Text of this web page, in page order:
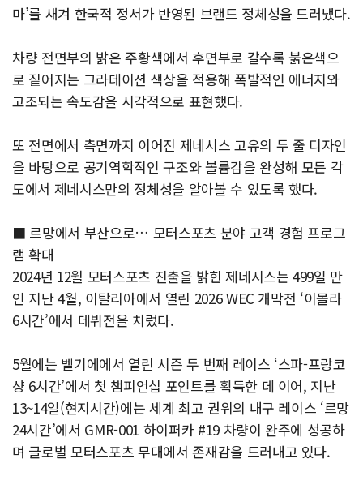
마’를 새겨 한국적 정서가 반영된 브랜드 정체성을 드러냈다.
차량 전면부의 밝은 주황색에서 후면부로 갈수록 붉은색으
로 짙어지는 그라데이션 색상을 적용해 폭발적인 에너지와
고조되는 속도감을 시각적으로 표현했다.
또 전면에서 측면까지 이어진 제네시스 고유의 두 줄 디자인
을 바탕으로 공기역학적인 구조와 볼륨감을 완성해 모든 각
도에서 제네시스만의 정체성을 알아볼 수 있도록 했다.
■ 르망에서 부산으로… 모터스포츠 분야 고객 경험 프로그
램 확대
2024년 12월 모터스포츠 진출을 밝힌 제네시스는 499일 만
인 지난 4월, 이탈리아에서 열린 2026 WEC 개막전 ‘이몰라
6시간’에서 데뷔전을 치렀다.
5월에는 벨기에에서 열린 시즌 두 번째 레이스 ‘스파-프랑코
샹 6시간’에서 첫 챔피언십 포인트를 획득한 데 이어, 지난
13~14일(현지시간)에는 세계 최고 권위의 내구 레이스 ‘르망
24시간’에서 GMR-001 하이퍼카 #19 차량이 완주에 성공하
며 글로벌 모터스포츠 무대에서 존재감을 드러내고 있다.